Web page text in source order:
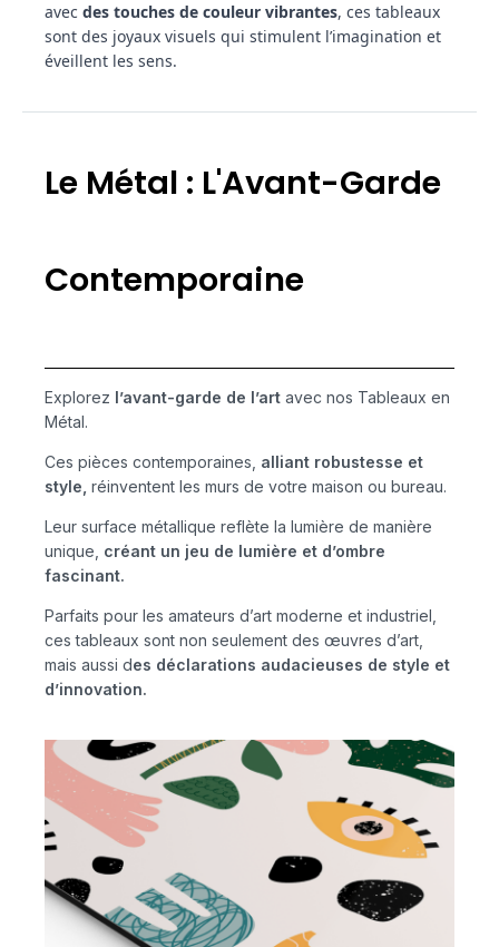
avec des touches de couleur vibrantes, ces tableaux
sont des joyaux visuels qui stimulent l’imagination et
éveillent les sens.
Le Métal : L'Avant-Garde
Contemporaine
Explorez l’avant-garde de l’art avec nos Tableaux en
Métal.
Ces pièces contemporaines, alliant robustesse et
style, réinventent les murs de votre maison ou bureau.
Leur surface métallique reflète la lumière de manière
unique, créant un jeu de lumière et d’ombre
fascinant.
Parfaits pour les amateurs d’art moderne et industriel,
ces tableaux sont non seulement des œuvres d’art,
mais aussi des déclarations audacieuses de style et
d’innovation.